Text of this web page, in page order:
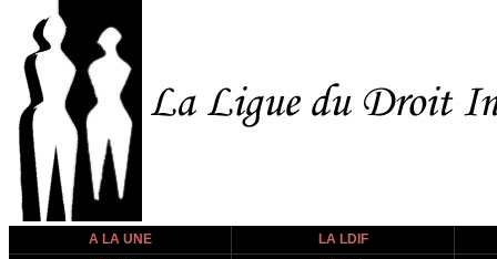
A LA UNE
LA LDIF